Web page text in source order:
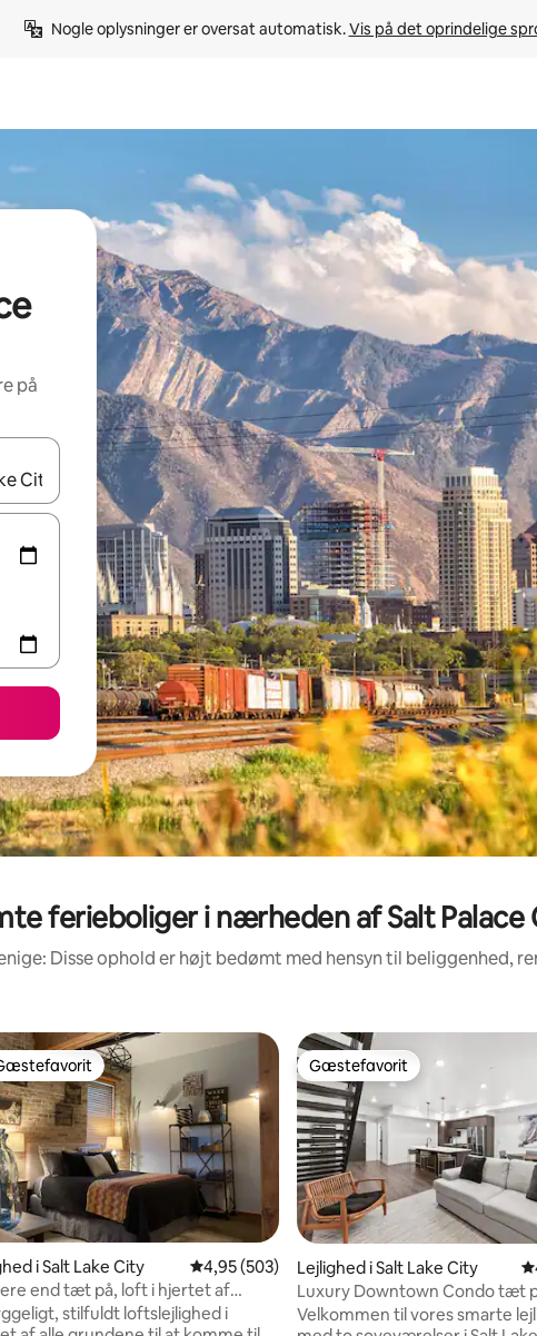
Nogle oplysninger er oversat automatisk. Vis på det oprindelige
på
med piletasterne op og ned eller se mere ved at trykke eller stryge.
ferieboliger i nærheden af Salt
Disse ophold er højt bedømt med hensyn til beliggenhed,
bedømmelse, 158 omtaler
gæstefavorit
i Salt Lake City 4,95 ud af 5 i gennemsnitlig bedømmelse,
4,95 (503)
end tæt på, loft i hjertet af
SLCstilfuldt loftslejlighed i
Gæstefavorit
Gæstefavorit
Lejlighed i Salt Lake City
Luxury Downtown Condo tæt
butikker/spisesteder/barer
Velkommen til vores smarte